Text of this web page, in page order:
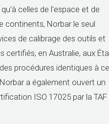
celles de l'espace et de
continents, Norbar le seul
de calibrage des outils et
certifiés, en Australie, aux
procédures identiques à
a également ouvert un
ISO 17025 par la TAF